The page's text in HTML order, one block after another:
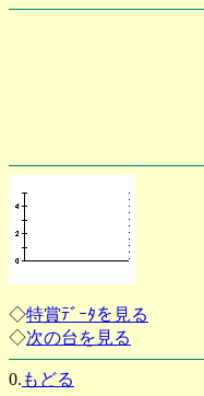
◇特賞ﾃﾞｰﾀを見る
◇次の台を見る
0. もどる